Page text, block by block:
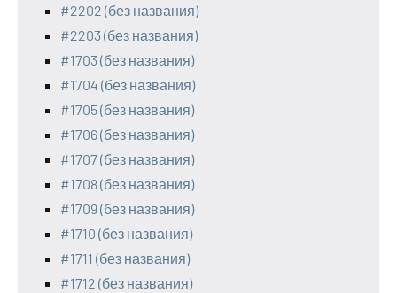
#2202 (без названия)
#2203 (без названия)
#1703 (без названия)
#1704 (без названия)
#1705 (без названия)
#1706 (без названия)
#1707 (без названия)
#1708 (без названия)
#1709 (без названия)
#1710 (без названия)
#1711 (без названия)
#1712 (без названия)